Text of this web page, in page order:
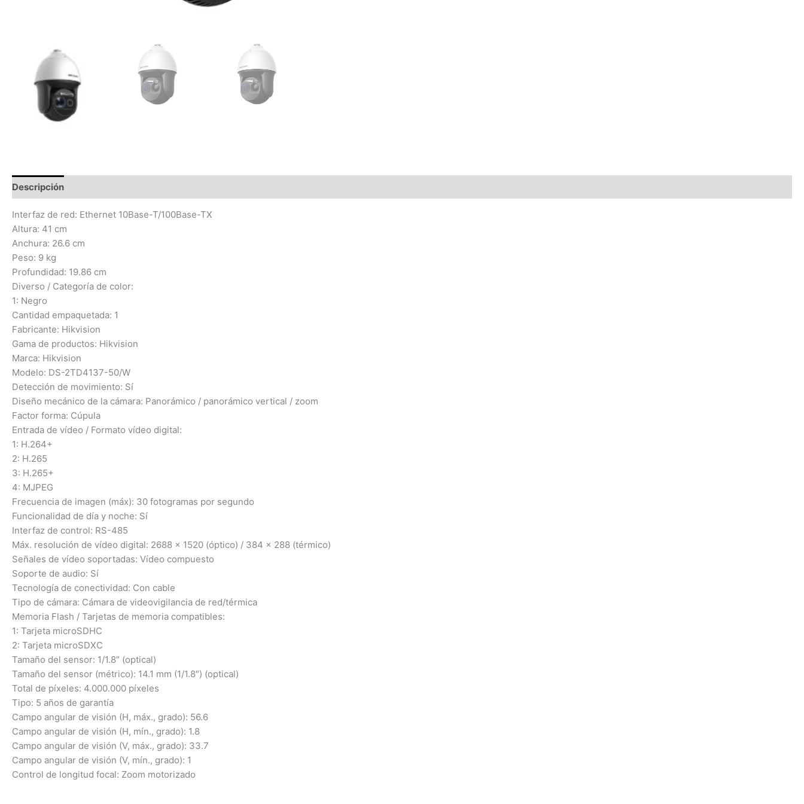
Descripción
Interfaz de red: Ethernet 10Base-T/100Base-TX
Altura: 41 cm
Anchura: 26.6 cm
Peso: 9 kg
Profundidad: 19.86 cm
Diverso / Categoría de color:
1: Negro
Cantidad empaquetada: 1
Fabricante: Hikvision
Gama de productos: Hikvision
Marca: Hikvision
Modelo: DS-2TD4137-50/W
Detección de movimiento: Sí
Diseño mecánico de la cámara: Panorámico / panorámico vertical / zoom
Factor forma: Cúpula
Entrada de vídeo / Formato vídeo digital:
1: H.264+
2: H.265
3: H.265+
4: MJPEG
Frecuencia de imagen (máx): 30 fotogramas por segundo
Funcionalidad de día y noche: Sí
Interfaz de control: RS-485
Máx. resolución de vídeo digital: 2688 x 1520 (óptico) / 384 x 288 (térmico)
Señales de vídeo soportadas: Vídeo compuesto
Soporte de audio: Sí
Tecnología de conectividad: Con cable
Tipo de cámara: Cámara de videovigilancia de red/térmica
Memoria Flash / Tarjetas de memoria compatibles:
1: Tarjeta microSDHC
2: Tarjeta microSDXC
Tamaño del sensor: 1/1.8″ (optical)
Tamaño del sensor (métrico): 14.1 mm (1/1.8″) (optical)
Total de píxeles: 4.000.000 píxeles
Tipo: 5 años de garantía
Campo angular de visión (H, máx., grado): 56.6
Campo angular de visión (H, mín., grado): 1.8
Campo angular de visión (V, máx., grado): 33.7
Campo angular de visión (V, mín., grado): 1
Control de longitud focal: Zoom motorizado